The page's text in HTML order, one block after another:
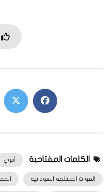
الكلمات المفتاحية أدري
القوات المسلحة السودانية